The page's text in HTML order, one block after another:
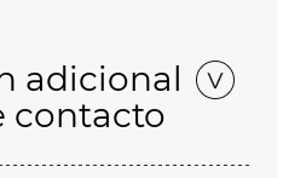
adicional
contacto